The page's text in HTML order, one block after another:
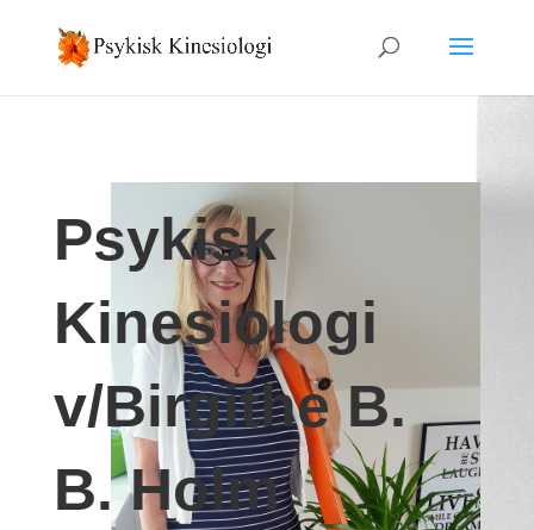
Psykisk
Kinesiologi
v/Birgithe B.
B. Holm